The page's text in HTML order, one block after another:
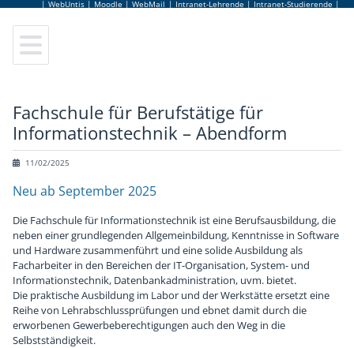
| WebUntis | Moodle | WebMail | Intranet-Lehrende | Intranet-Studierende |
Fachschule für Berufstätige für
Informationstechnik – Abendform
11/02/2025
Neu ab September 2025
Die Fachschule für Informationstechnik ist eine Berufsausbildung, die
neben einer grundlegenden Allgemeinbildung, Kenntnisse in Software
und Hardware zusammenführt und eine solide Ausbildung als
Facharbeiter in den Bereichen der IT-Organisation, System- und
Informationstechnik, Datenbankadministration, uvm. bietet.
Die praktische Ausbildung im Labor und der Werkstätte ersetzt eine
Reihe von Lehrabschlussprüfungen und ebnet damit durch die
erworbenen Gewerbeberechtigungen auch den Weg in die
Selbstständigkeit.
Informationstechnologie
Abendschule
Fachpraxis
Zusatzausbildungen
Schulgemeinschaftsausschuss
Hausordnung
Virtuelle Schulführung
Frauen Technik Zukunft
Internationales & Erasmus+
Elektronikmuseum
Bildungsberatung
Schulpsychologie
Schulärztin
AlumniClub
Kuratorium
Terminkalender
Schulbuffet
Schulmerchandise
Schulfolder